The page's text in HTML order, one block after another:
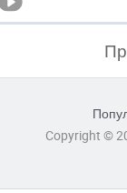
Copyright ©